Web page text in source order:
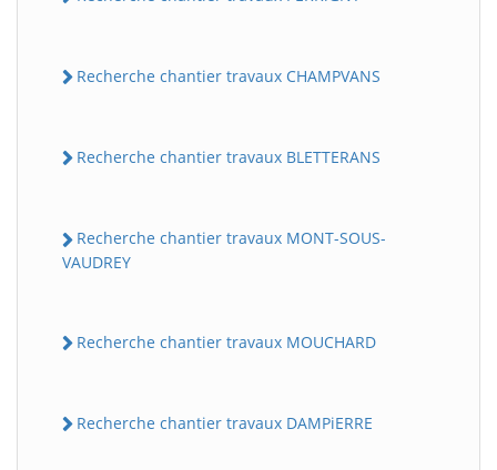
Recherche chantier travaux CHAMPVANS
Recherche chantier travaux BLETTERANS
Recherche chantier travaux MONT-SOUS-
VAUDREY
Recherche chantier travaux MOUCHARD
Recherche chantier travaux DAMPiERRE